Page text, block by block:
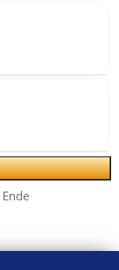
Ende